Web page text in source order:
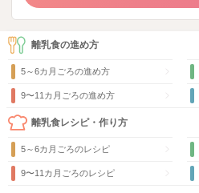
離乳食の進め方
5～6カ月ごろの進め方
9〜11カ月ごろの進め方
離乳食レシピ・作り方
5～6カ月ごろのレシピ
9〜11カ月ごろのレシピ